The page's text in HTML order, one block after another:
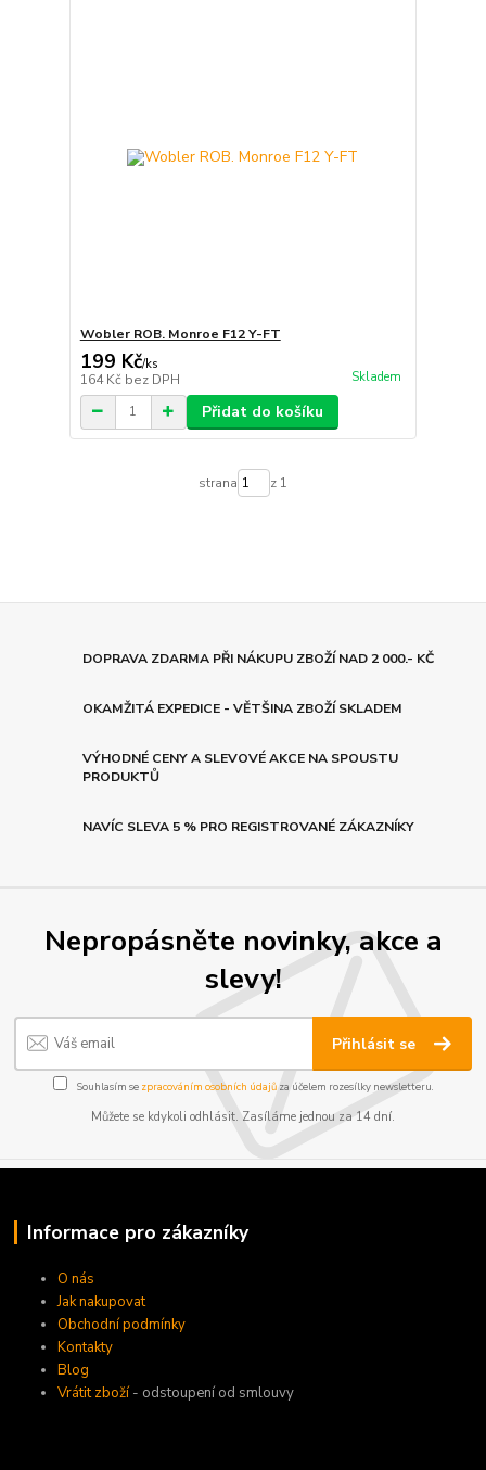
Wobler ROB. Monroe F12 Y-FT
199 Kč/ks
164 Kč bez DPH Skladem
Přidat do košíku
strana z 1
DOPRAVA ZDARMA PŘI NÁKUPU ZBOŽÍ NAD 2 000.- KČ
OKAMŽITÁ EXPEDICE - VĚTŠINA ZBOŽÍ SKLADEM
VÝHODNÉ CENY A SLEVOVÉ AKCE NA SPOUSTU
PRODUKTŮ
NAVÍC SLEVA 5 % PRO REGISTROVANÉ ZÁKAZNÍKY
Nepropásněte novinky, akce a
slevy!
Přihlásit se
Souhlasím se zpracováním osobních údajůza účelem rozesílky newsletteru.
Můžete se kdykoli odhlásit. Zasíláme jednou za 14 dní.
Informace pro zákazníky
O nás
Jak nakupovat
Obchodní podmínky
Kontakty
Blog
Vrátit zboží- odstoupení od smlouvy